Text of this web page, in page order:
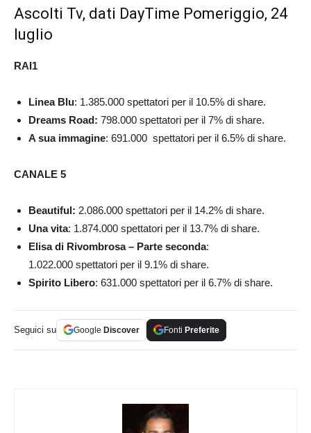
Ascolti Tv, dati DayTime Pomeriggio, 24
luglio
RAI1
Linea Blu: 1.385.000 spettatori per il 10.5% di share.
Dreams Road: 798.000 spettatori per il 7% di share.
A sua immagine: 691.000 spettatori per il 6.5% di share.
CANALE 5
Beautiful: 2.086.000 spettatori per il 14.2% di share.
Una vita: 1.874.000 spettatori per il 13.7% di share.
Elisa di Rivombrosa – Parte seconda:
1.022.000 spettatori per il 9.1% di share.
Spirito Libero: 631.000 spettatori per il 6.7% di share.
Seguici su Google Discover Fonti Preferite